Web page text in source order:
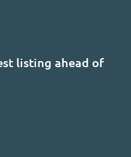
listing ahead of